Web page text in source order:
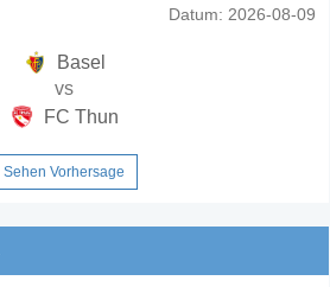
Datum: 2026-08-09
Basel
vs
FC Thun
Sehen Vorhersage